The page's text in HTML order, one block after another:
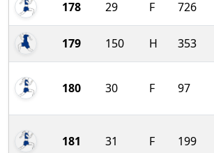
178 29 F 726
179 150 H 353
180 30 F 97
181 31 F 199